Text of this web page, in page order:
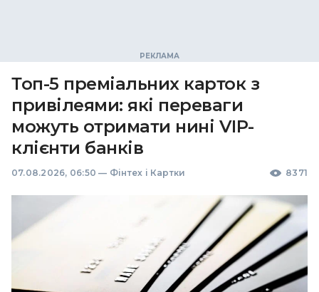
Топ-5 преміальних карток з
привілеями: які переваги
можуть отримати нині VIP-
клієнти банків
07.08.2026, 06:50 — Фінтех і Картки 8371